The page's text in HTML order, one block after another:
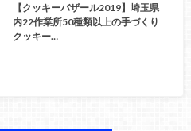
【クッキーバザール2019】埼玉県
内22作業所50種類以上の手づくり
クッキー…